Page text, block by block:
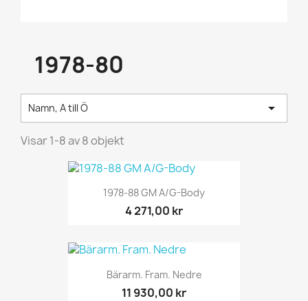
1978-80
Namn, A till Ö 
Visar 1-8 av 8 objekt
1978-88 GM A/G-Body
4 271,00 kr
Bärarm. Fram. Nedre
11 930,00 kr